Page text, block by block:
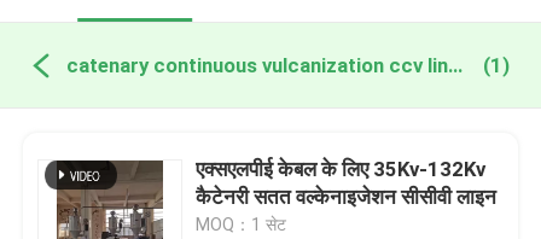
catenary continuous vulcanization ccv line ऑनलाइन निर्माण (1)
एक्सएलपीई केबल के लिए 35Kv-132Kv
कैटेनरी सतत वल्केनाइजेशन सीसीवी लाइन
MOQ：1 सेट